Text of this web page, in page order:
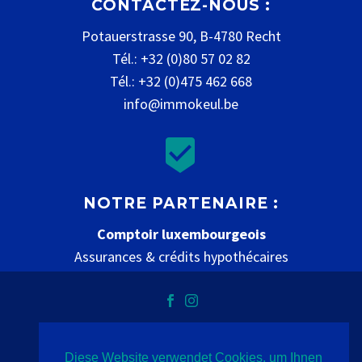
CONTACTEZ-NOUS :
Potauerstrasse 90, B-4780 Recht
Tél.: +32 (0)80 57 02 82
Tél.: +32 (0)475 462 668
info@immokeul.be


NOTRE PARTENAIRE :
Comptoir luxembourgeois
Assurances & crédits hypothécaires
Diese Website verwendet Cookies, um Ihnen